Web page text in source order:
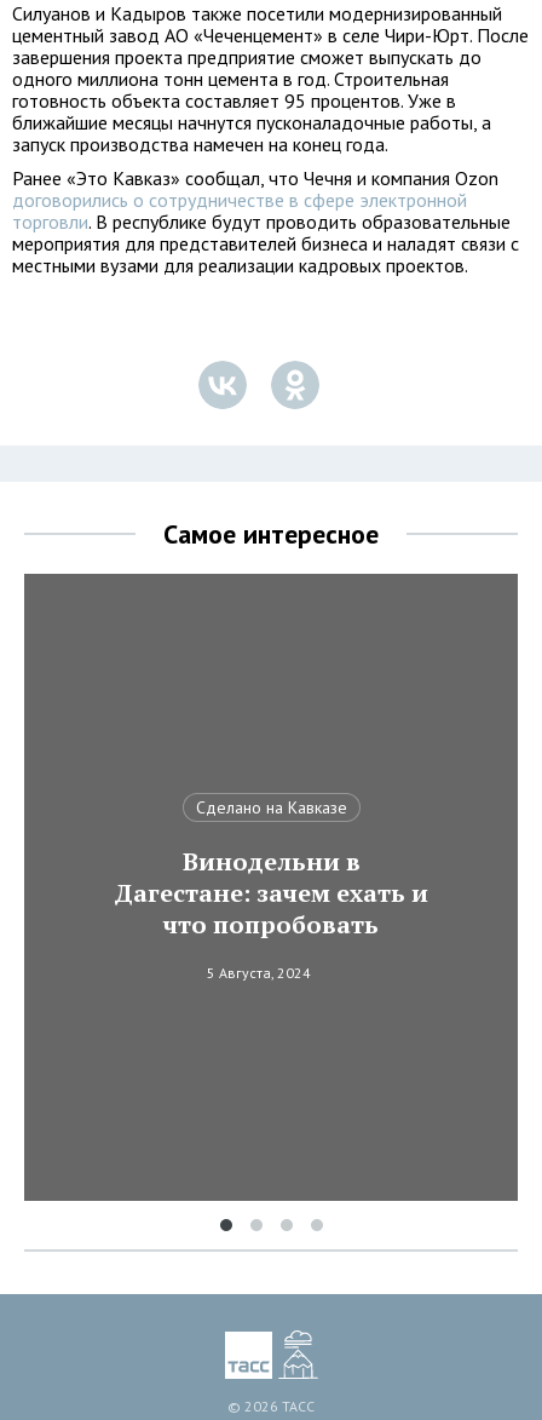
Силуанов и Кадыров также посетили модернизированный
цементный завод АО «Чеченцемент» в селе Чири-Юрт. После
завершения проекта предприятие сможет выпускать до
одного миллиона тонн цемента в год. Строительная
готовность объекта составляет 95 процентов. Уже в
ближайшие месяцы начнутся пусконаладочные работы, а
запуск производства намечен на конец года.
Ранее «Это Кавказ» сообщал, что Чечня и компания Ozon
договорились о сотрудничестве в сфере электронной
торговли. В республике будут проводить образовательные
мероприятия для представителей бизнеса и наладят связи с
местными вузами для реализации кадровых проектов.
Самое интересное
Сделано на Кавказе
Винодельни в
Дагестане: зачем ехать и
что попробовать
5 Августа, 2024
© 2026 ТАСС